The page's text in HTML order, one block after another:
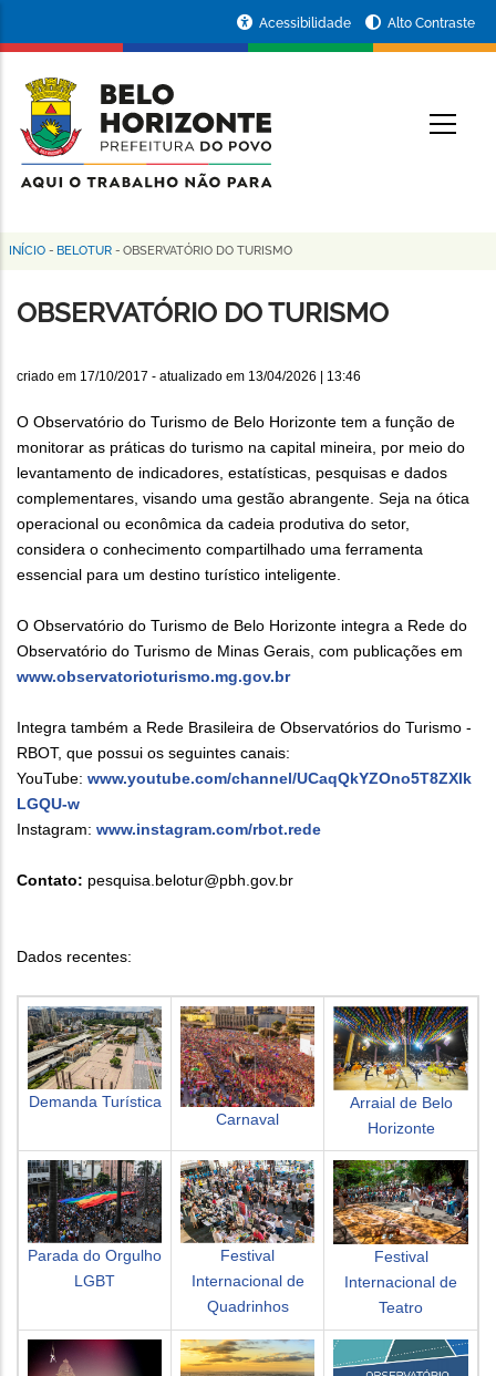
conteúdo
principal
da
Prefeitura
de
Horizonte
Acessibilidade Alto Contraste
Trilha
de
INÍCIO - BELOTUR - OBSERVATÓRIO DO TURISMO
OBSERVATÓRIO DO TURISMO
criado em 17/10/2017 - atualizado em 13/04/2026 | 13:46
O Observatório do Turismo de Belo Horizonte tem a função de
monitorar as práticas do turismo na capital mineira, por meio do
levantamento de indicadores, estatísticas, pesquisas e dados
complementares, visando uma gestão abrangente. Seja na ótica
operacional ou econômica da cadeia produtiva do setor,
considera o conhecimento compartilhado uma ferramenta
essencial para um destino turístico inteligente.
O Observatório do Turismo de Belo Horizonte integra a Rede do
Observatório do Turismo de Minas Gerais, com publicações em
www.observatorioturismo.mg.gov.br
Integra também a Rede Brasileira de Observatórios do Turismo -
RBOT, que possui os seguintes canais:
YouTube: www.youtube.com/channel/UCaqQkYZOno5T8ZXlk
LGQU-w
Instagram: www.instagram.com/rbot.rede
Contato: pesquisa.belotur@pbh.gov.br
Dados recentes:
Demanda Turística
Carnaval
Arraial de Belo
Horizonte
Parada do Orgulho
LGBT
Festival
Internacional de
Quadrinhos
Festival
Internacional de
Teatro